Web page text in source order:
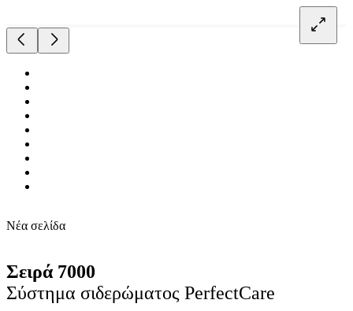
Νέα σελίδα
Σειρά 7000
Σύστημα σιδερώματος PerfectCare